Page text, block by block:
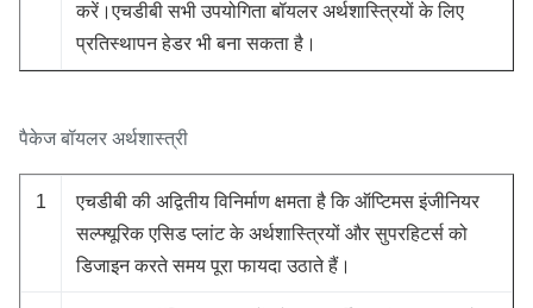
करें।एचडीबी सभी उपयोगिता बॉयलर अर्थशास्त्रियों के लिए
प्रतिस्थापन हेडर भी बना सकता है।
पैकेज बॉयलर अर्थशास्त्री
1
एचडीबी की अद्वितीय विनिर्माण क्षमता है कि ऑप्टिमस इंजीनियर
सल्फ्यूरिक एसिड प्लांट के अर्थशास्त्रियों और सुपरहिटर्स को
डिजाइन करते समय पूरा फायदा उठाते हैं।